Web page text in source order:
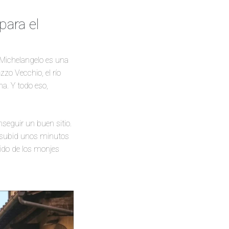
el
es una
Vecchio, el río
Y todo eso,
un buen sitio.
unos minutos
de los monjes